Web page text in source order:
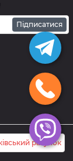
Підписатися